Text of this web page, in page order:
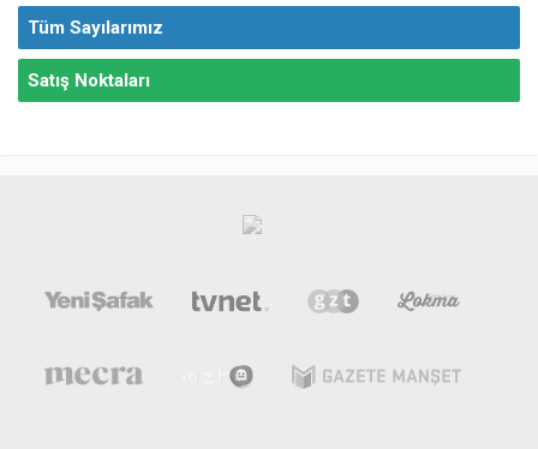
Tüm Sayılarımız
Satış Noktaları